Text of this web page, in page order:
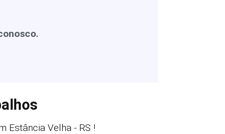
Estância Velha - RS !